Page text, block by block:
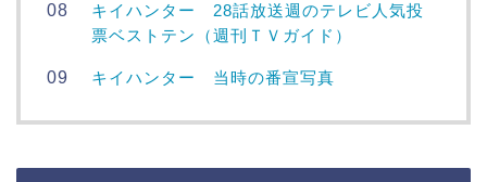
キイハンター 28話放送週のテレビ人気投
票ベストテン（週刊ＴＶガイド）
キイハンター 当時の番宣写真